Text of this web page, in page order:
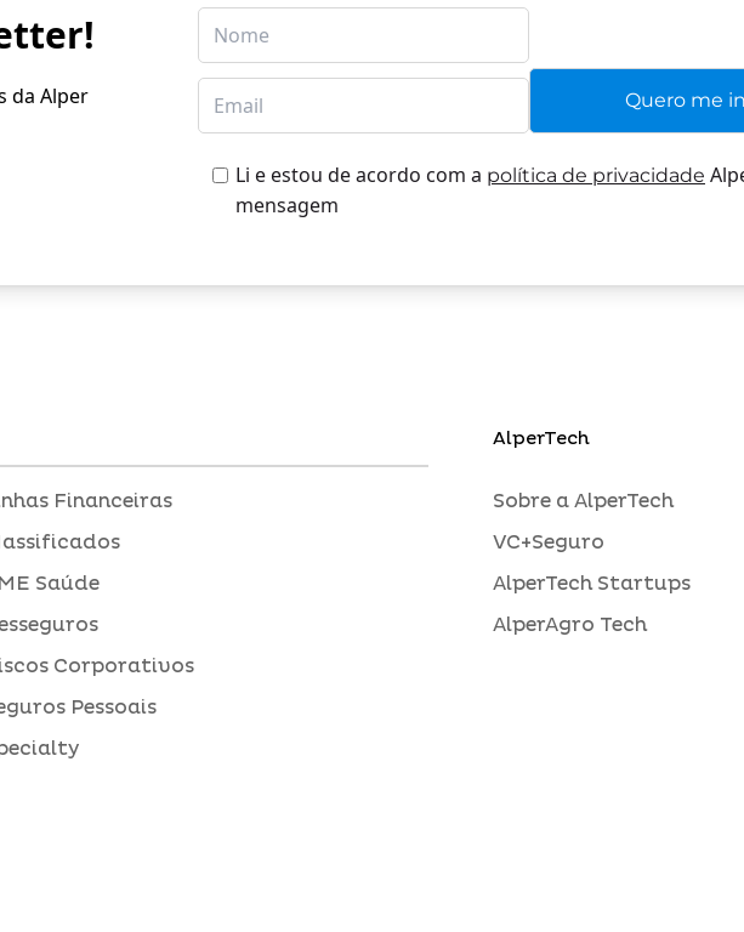
da Alper
Li e estou de acordo com a política de privacidade
mensagem
Financeiras
Saúde
Corporativos
Pessoais
AlperTech
Sobre a AlperTech
VC+Seguro
AlperTech Startups
AlperAgro Tech